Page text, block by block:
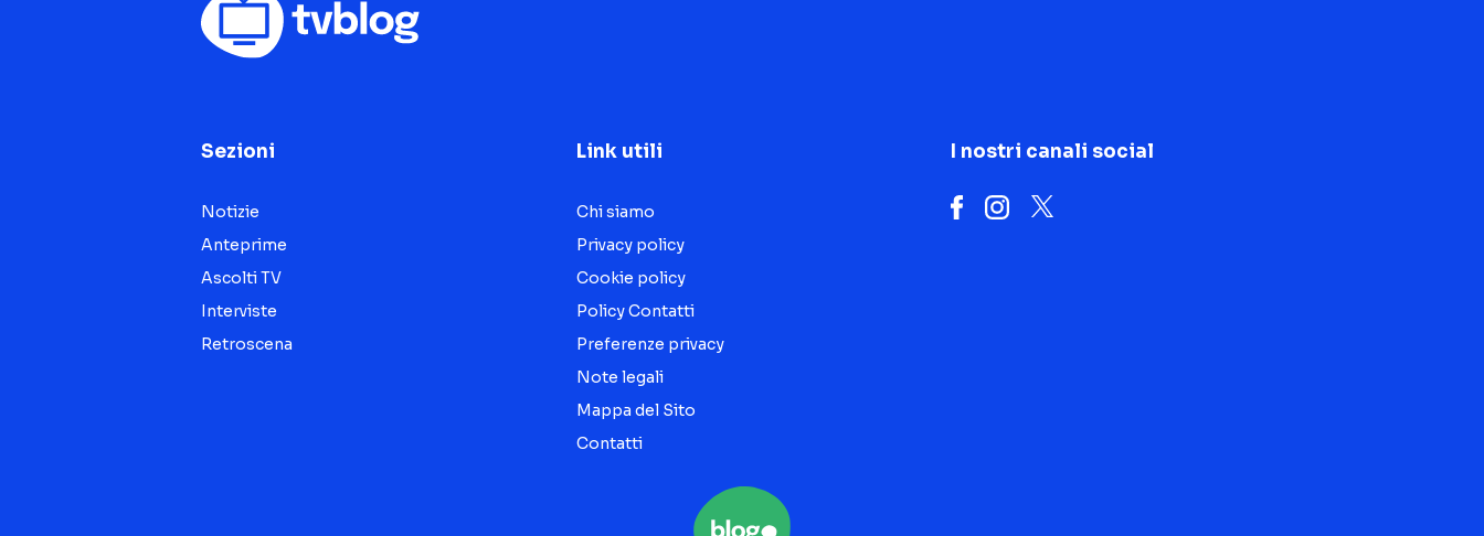
Sezioni
Notizie
Anteprime
Ascolti TV
Interviste
Retroscena
Link utili
Chi siamo
Privacy policy
Cookie policy
Policy Contatti
Preferenze privacy
Note legali
Mappa del Sito
Contatti
I nostri canali social